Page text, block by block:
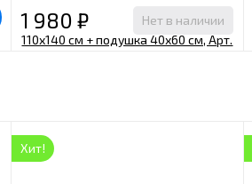
1 980₽ Нет в наличии
Хит!